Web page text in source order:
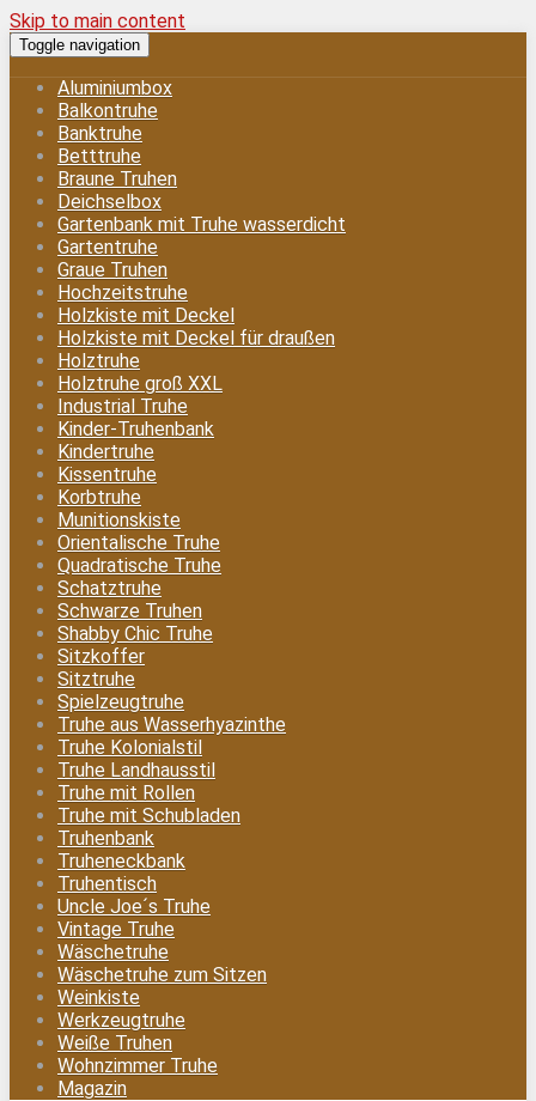
Skip to main content
Toggle navigation
Aluminiumbox
Balkontruhe
Banktruhe
Betttruhe
Braune Truhen
Deichselbox
Gartenbank mit Truhe wasserdicht
Gartentruhe
Graue Truhen
Hochzeitstruhe
Holzkiste mit Deckel
Holzkiste mit Deckel für draußen
Holztruhe
Holztruhe groß XXL
Industrial Truhe
Kinder-Truhenbank
Kindertruhe
Kissentruhe
Korbtruhe
Munitionskiste
Orientalische Truhe
Quadratische Truhe
Schatztruhe
Schwarze Truhen
Shabby Chic Truhe
Sitzkoffer
Sitztruhe
Spielzeugtruhe
Truhe aus Wasserhyazinthe
Truhe Kolonialstil
Truhe Landhausstil
Truhe mit Rollen
Truhe mit Schubladen
Truhenbank
Truheneckbank
Truhentisch
Uncle Joe´s Truhe
Vintage Truhe
Wäschetruhe
Wäschetruhe zum Sitzen
Weinkiste
Werkzeugtruhe
Weiße Truhen
Wohnzimmer Truhe
Magazin